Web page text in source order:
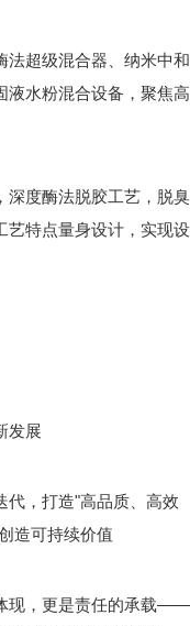
法超级混合器、纳米中和
液水粉混合设备，聚焦高
深度酶法脱胶工艺，脱臭
艺特点量身设计，实现设
发展
代，打造"高品质、高效
造可持续价值
现，更是责任的承载——